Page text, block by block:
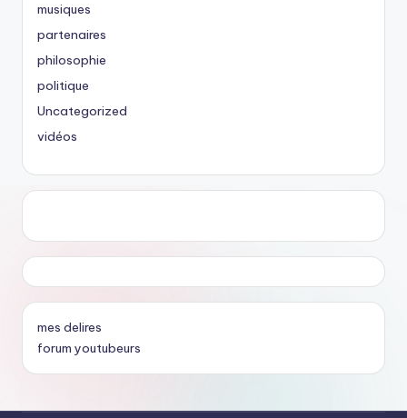
musiques
partenaires
philosophie
politique
Uncategorized
vidéos
mes delires
forum youtubeurs